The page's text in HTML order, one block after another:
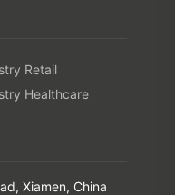
Retail
Healthcare
Xiamen, China